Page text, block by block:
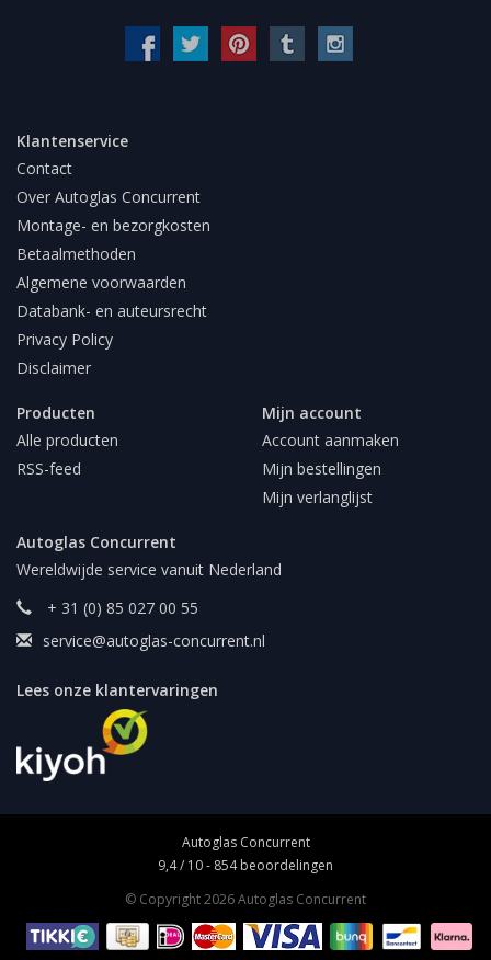
Klantenservice
Contact
Over Autoglas Concurrent
Montage- en bezorgkosten
Betaalmethoden
Algemene voorwaarden
Databank- en auteursrecht
Privacy Policy
Disclaimer
Producten
Alle producten
RSS-feed
Mijn account
Account aanmaken
Mijn bestellingen
Mijn verlanglijst
Autoglas Concurrent
Wereldwijde service vanuit Nederland
+ 31 (0) 85 027 00 55
service@autoglas-concurrent.nl
Lees onze klantervaringen
Autoglas Concurrent
9,4/ 10- 854beoordelingen
© Copyright 2026 Autoglas Concurrent